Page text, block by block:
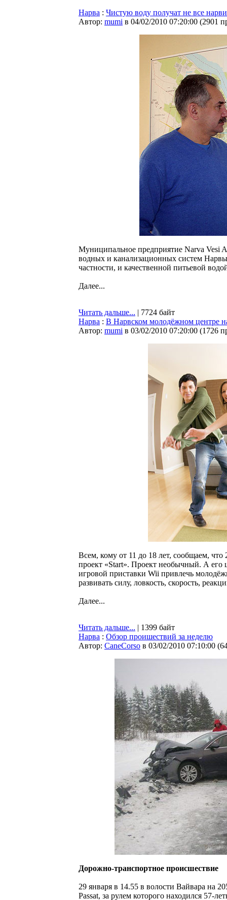
Нарва : Чистую воду получат не все
Автор: mumi в 04/02/2010 07:20:00 (2901
Муниципальное предприятие Narva Vesi
водных и канализационных систем
частности, и качественной питьевой
Далее...
Читать дальше... | 7724 байт
Нарва : В Нарвском молодёжном центре
Автор: mumi в 03/02/2010 07:20:00 (1726
Всем, кому от 11 до 18 лет, сообщаем,
проект «Start». Проект необычный. А
игровой приставки Wii привлечь
развивать силу, ловкость, скорость,
Далее...
Читать дальше... | 1399 байт
Нарва : Обзор проишествий за неделю
Автор: CaneCorso в 03/02/2010 07:10:00 (
Дорожно-транспортное происшествие
29 января в 14.55 в волости Вайвара на
Passat, за рулем которого находился 57-